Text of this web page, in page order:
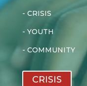
- CRISIS
- YOUTH
- COMMUNITY
CRISIS